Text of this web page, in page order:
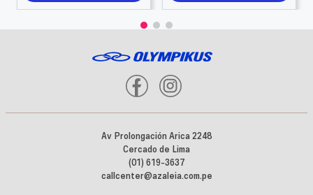
Av Prolongación Arica 2248
Cercado de Lima
(01) 619-3637
callcenter@azaleia.com.pe